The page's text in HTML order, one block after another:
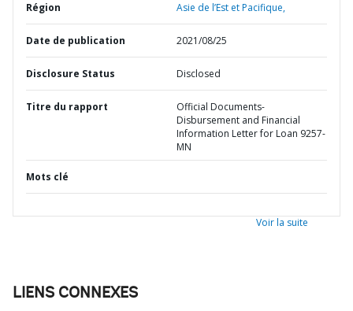
Région Asie de l’Est et Pacifique,
Date de publication 2021/08/25
Disclosure Status Disclosed
Titre du rapport
Official Documents-
Disbursement and Financial
Information Letter for Loan 9257-
MN
Mots clé
Voir la suite
LIENS CONNEXES